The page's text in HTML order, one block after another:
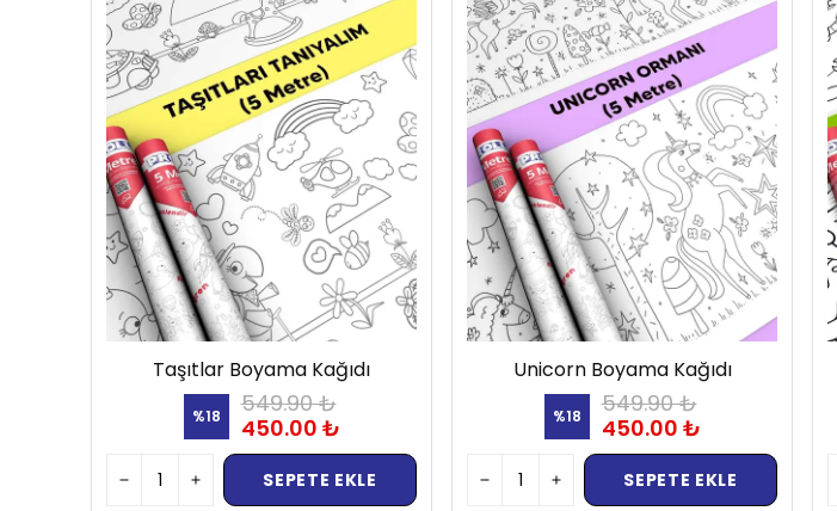
Taşıtlar Boyama Kağıdı
%18
549.90 ₺
450.00 ₺
SEPETE EKLE
Unicorn Boyama Kağıdı
%18
549.90 ₺
450.00 ₺
SEPETE EKLE